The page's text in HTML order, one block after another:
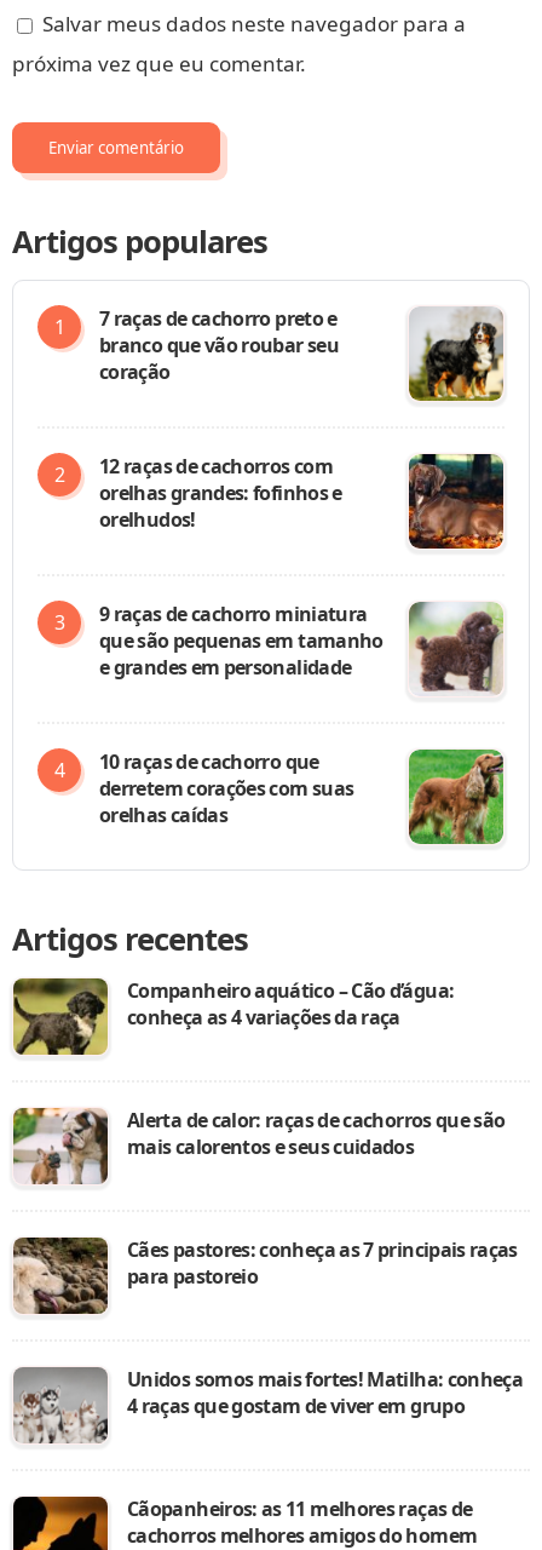
Salvar meus dados neste navegador para a
próxima vez que eu comentar.
Artigos populares
7 raças de cachorro preto e
branco que vão roubar seu
coração
12 raças de cachorros com
orelhas grandes: fofinhos e
orelhudos!
9 raças de cachorro miniatura
que são pequenas em tamanho
e grandes em personalidade
10 raças de cachorro que
derretem corações com suas
orelhas caídas
Artigos recentes
Companheiro aquático – Cão d’água:
conheça as 4 variações da raça
Alerta de calor: raças de cachorros que são
mais calorentos e seus cuidados
Cães pastores: conheça as 7 principais raças
para pastoreio
Unidos somos mais fortes! Matilha: conheça
4 raças que gostam de viver em grupo
Cãopanheiros: as 11 melhores raças de
cachorros melhores amigos do homem